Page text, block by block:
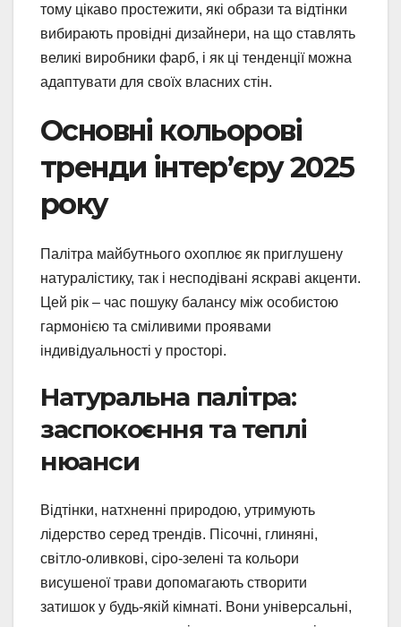
тому цікаво простежити, які образи та відтінки
вибирають провідні дизайнери, на що ставлять
великі виробники фарб, і як ці тенденції можна
адаптувати для своїх власних стін.
Основні кольорові
тренди інтер’єру 2025
року
Палітра майбутнього охоплює як приглушену
натуралістику, так і несподівані яскраві акценти.
Цей рік – час пошуку балансу між особистою
гармонією та сміливими проявами
індивідуальності у просторі.
Натуральна палітра:
заспокоєння та теплі
нюанси
Відтінки, натхненні природою, утримують
лідерство серед трендів. Пісочні, глиняні,
світло-оливкові, сіро-зелені та кольори
висушеної трави допомагають створити
затишок у будь-якій кімнаті. Вони універсальні,